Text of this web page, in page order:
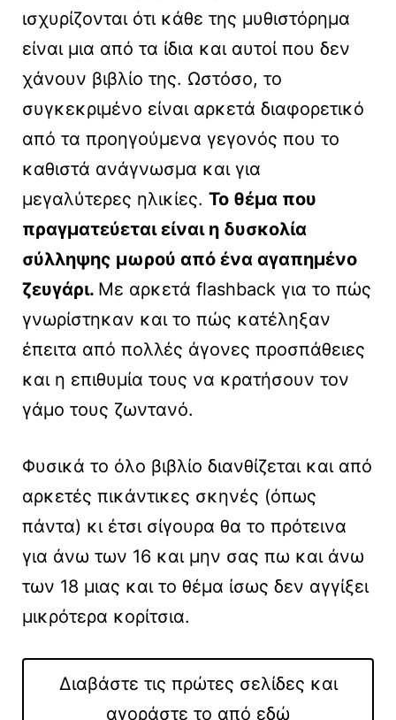
ισχυρίζονται ότι κάθε της μυθιστόρημα
είναι μια από τα ίδια και αυτοί που δεν
χάνουν βιβλίο της. Ωστόσο, το
συγκεκριμένο είναι αρκετά διαφορετικό
από τα προηγούμενα γεγονός που το
καθιστά ανάγνωσμα και για
μεγαλύτερες ηλικίες. Το θέμα που
πραγματεύεται είναι η δυσκολία
σύλληψης μωρού από ένα αγαπημένο
ζευγάρι. Με αρκετά flashback για το πώς
γνωρίστηκαν και το πώς κατέληξαν
έπειτα από πολλές άγονες προσπάθειες
και η επιθυμία τους να κρατήσουν τον
γάμο τους ζωντανό.
Φυσικά το όλο βιβλίο διανθίζεται και από
αρκετές πικάντικες σκηνές (όπως
πάντα) κι έτσι σίγουρα θα το πρότεινα
για άνω των 16 και μην σας πω και άνω
των 18 μιας και το θέμα ίσως δεν αγγίξει
μικρότερα κορίτσια.
Διαβάστε τις πρώτες σελίδες και
αγοράστε το από εδώ